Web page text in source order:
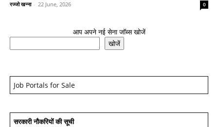
रज्जो खन्ना - 22 June, 2026 0
आप अपने नई सेना जॉब्स खोजें
खोजें
Job Portals for Sale
सरकारी नौकरियों की सूची